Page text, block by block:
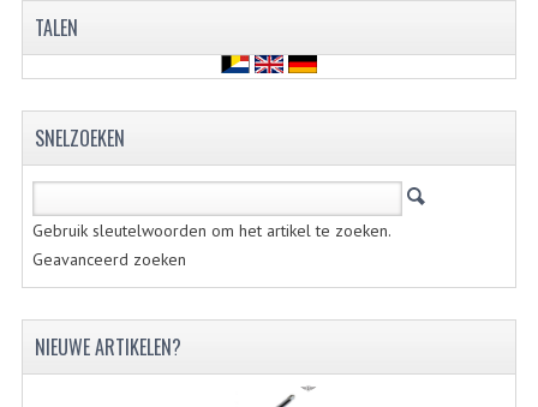
CARTERDELEN
CILINDERKITS
CILINDERKOPPEN
FILTERS EN TRECHTERS
KETTINGEN
TALEN
SNELZOEKEN
Gebruik sleutelwoorden om het artikel te zoeken.
Geavanceerd zoeken
NIEUWE ARTIKELEN?